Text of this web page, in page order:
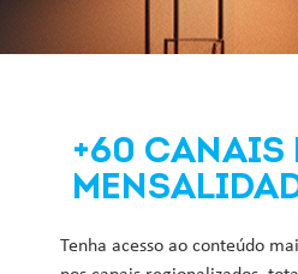
+60 CANAIS
Tenha acesso ao conteúdo